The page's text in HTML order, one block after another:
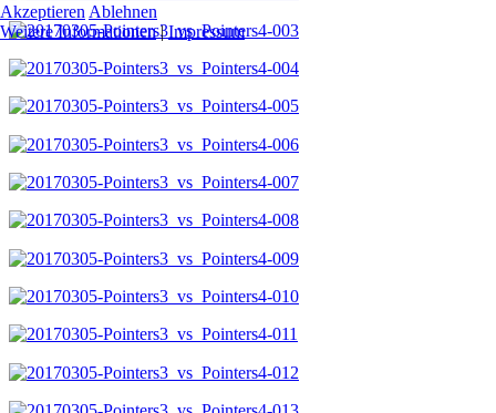
Akzeptieren Ablehnen
Weitere Informationen|Impressum